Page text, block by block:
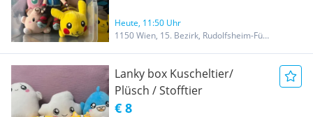
Heute, 11:50 Uhr
1150 Wien, 15. Bezirk, Rudolfsheim-Fünfhaus
Lanky box Kuscheltier/
Plüsch / Stofftier
€ 8